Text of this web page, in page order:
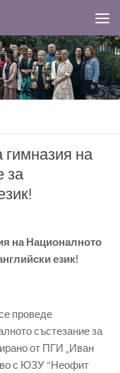
гимназия на
за
на Националното
език!
проведе
състезание за
от ПГИ „Иван
с ЮЗУ “Неофит